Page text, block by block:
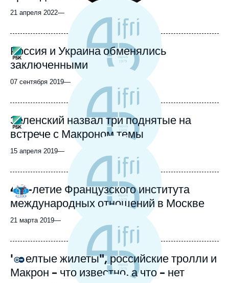
21 апреля 2022—
Logo
Россия и Украина обменялись
заключенными
07 сентября 2019—
Logo
Зеленский назвал три поднятые на
встрече с Макроном темы
15 апреля 2019—
Logo
40-летие Французского института
международных отношений в Москве
21 марта 2019—
Logo
"Желтые жилеты", российские тролли и
Макрон - что известно, а что - нет